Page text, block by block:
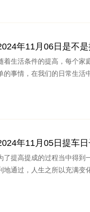
年11月06日是不
着生活条件的提高，每个家
的事情，在我们的日常生活
年11月05日提车
了提高提成的过程当中得到
地通过，人生之所以充满变